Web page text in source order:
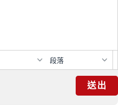
段落
送出